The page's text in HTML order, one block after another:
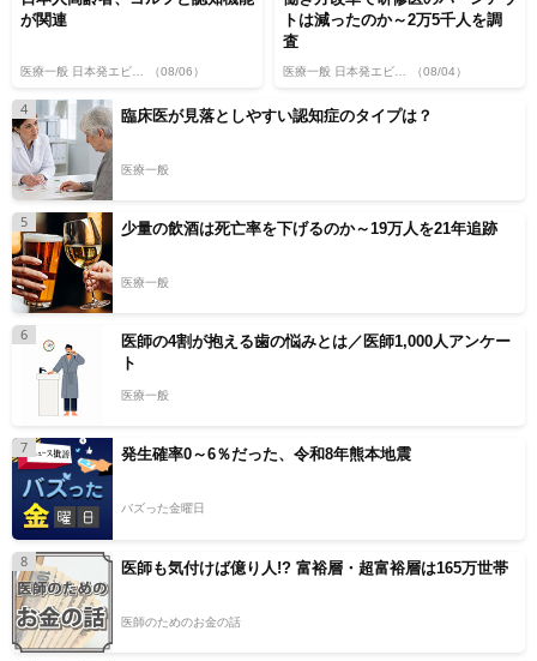
が関連
（08/06）
トは減ったのか～2万5千人を調
査
（08/04）
4 臨床医が見落としやすい認知症のタイプは？
医療一般
5 少量の飲酒は死亡率を下げるのか～19万人を21年追跡
医療一般
6
医師の4割が抱える歯の悩みとは／医師1,000人アンケー
ト
医療一般
7 発生確率0～6％だった、令和8年熊本地震
バズった金曜日
8 医師も気付けば億り人!? 富裕層・超富裕層は165万世帯
医師のためのお金の話